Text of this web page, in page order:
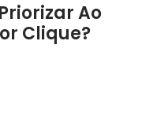
Ao
Clique?